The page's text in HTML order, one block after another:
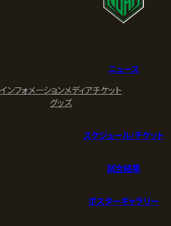
ニュース
インフォメーションメディアチケット
グッズ
スケジュール/チケット
試合結果
ポスターギャラリー